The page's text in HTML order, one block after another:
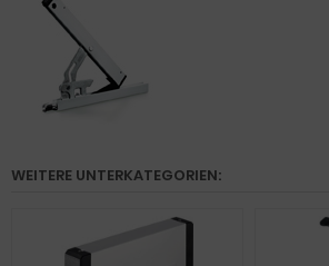
WEITERE UNTERKATEGORIEN: